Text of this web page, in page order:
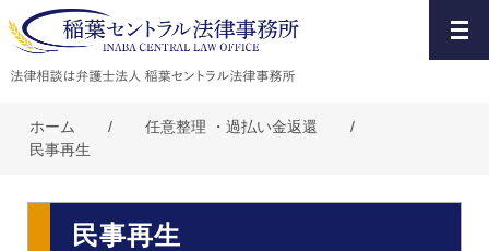
ホーム / 任意整理 ・過払い金返還
/
民事再生
民事再生